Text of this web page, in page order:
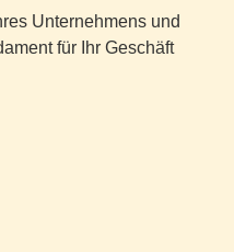
Unternehmens und
für Ihr Geschäft